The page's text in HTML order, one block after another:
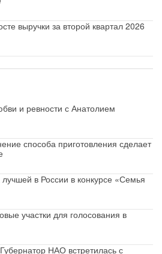
выручки за второй квартал 2026
и ревности с Анатолием
способа приготовления сделает
в России в конкурсе «Семья
участки для голосования в
НАО встретилась с